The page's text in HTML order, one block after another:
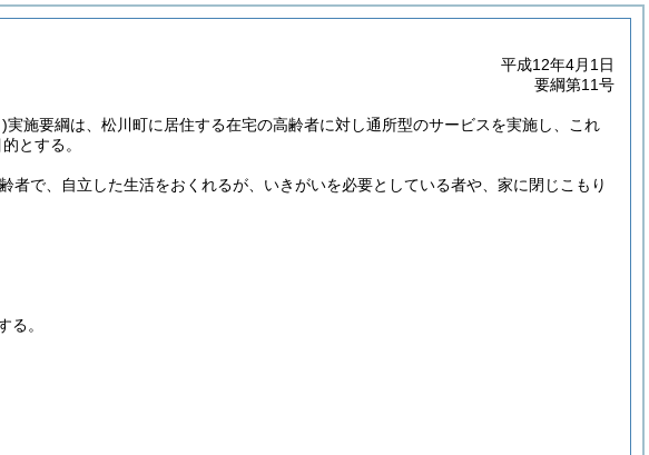
平成12年4月1日
要綱第11号
実施要綱は、松川町に居住する在宅の高齢者に対し通所型のサービスを実施し、これ
とする。
で、自立した生活をおくれるが、いきがいを必要としている者や、家に閉じこもり
。